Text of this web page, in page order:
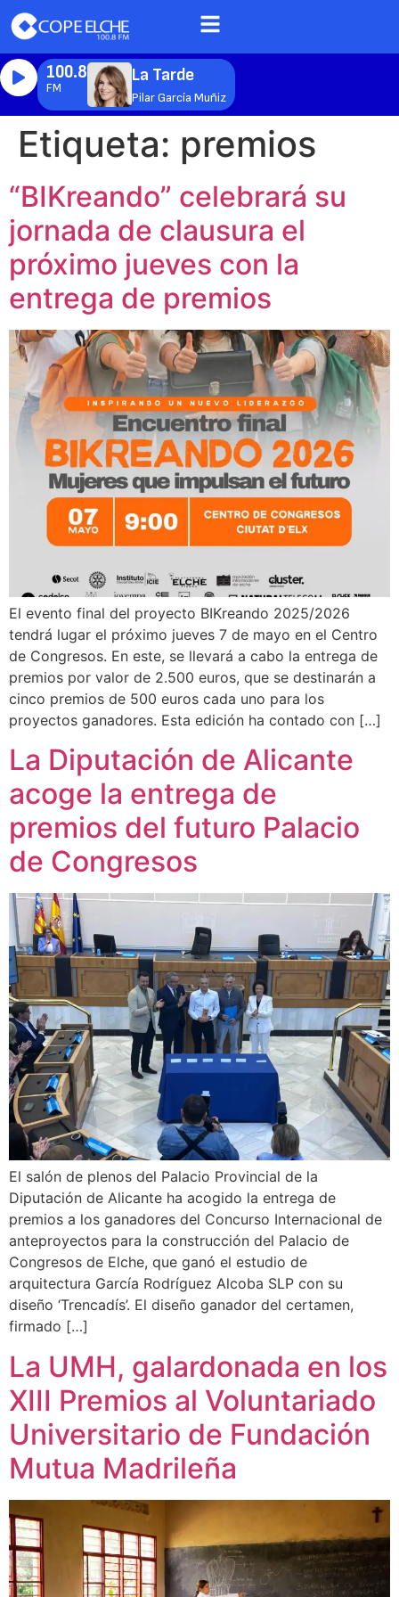
100.8
FM
La Tarde
Pilar García Muñiz
Etiqueta: premios
“BIKreando” celebrará su
jornada de clausura el
próximo jueves con la
entrega de premios
El evento final del proyecto BIKreando 2025/2026
tendrá lugar el próximo jueves 7 de mayo en el Centro
de Congresos. En este, se llevará a cabo la entrega de
premios por valor de 2.500 euros, que se destinarán a
cinco premios de 500 euros cada uno para los
proyectos ganadores. Esta edición ha contado con […]
La Diputación de Alicante
acoge la entrega de
premios del futuro Palacio
de Congresos
El salón de plenos del Palacio Provincial de la
Diputación de Alicante ha acogido la entrega de
premios a los ganadores del Concurso Internacional de
anteproyectos para la construcción del Palacio de
Congresos de Elche, que ganó el estudio de
arquitectura García Rodríguez Alcoba SLP con su
diseño ‘Trencadís’. El diseño ganador del certamen,
firmado […]
La UMH, galardonada en los
XIII Premios al Voluntariado
Universitario de Fundación
Mutua Madrileña